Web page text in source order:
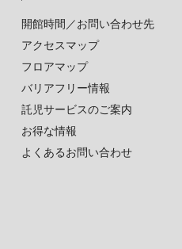
開館時間／お問い合わせ先
アクセスマップ
フロアマップ
バリアフリー情報
託児サービスのご案内
お得な情報
よくあるお問い合わせ